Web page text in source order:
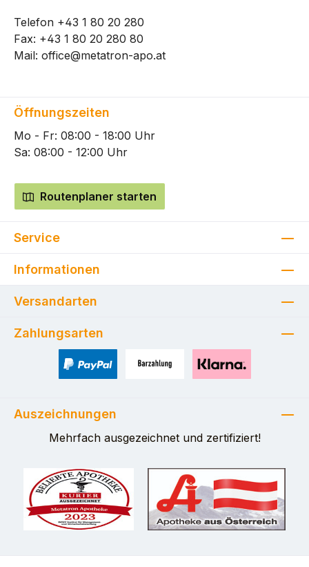
Telefon +43 1 80 20 280
Fax: +43 1 80 20 280 80
Mail: office@metatron-apo.at
Öffnungszeiten
Mo - Fr: 08:00 - 18:00 Uhr
Sa: 08:00 - 12:00 Uhr
Routenplaner starten
Service
Informationen
Versandarten
Zahlungsarten
Auszeichnungen
Mehrfach ausgezeichnet und zertifiziert!